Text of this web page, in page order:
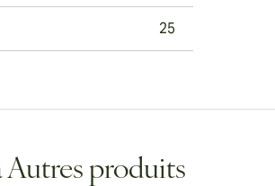
25
Autres produits